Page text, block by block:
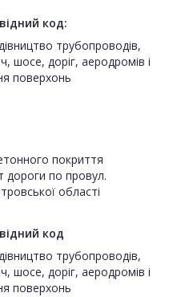
код:
трубопроводів,
шосе, доріг, аеродромів і
поверхонь
покриття
дороги по провул.
області
код
трубопроводів,
шосе, доріг, аеродромів і
поверхонь